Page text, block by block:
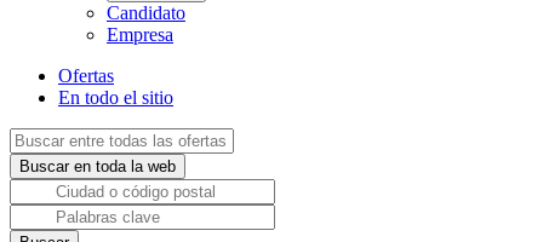
Candidato
Empresa
Ofertas
En todo el sitio